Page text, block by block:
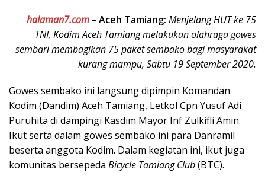
halaman7.com–Aceh Tamiang: Menjelang HUT ke 75
TNI, Kodim Aceh Tamiang melakukan olahraga gowes
sembari membagikan 75 paket sembako bagi masyarakat
kurang mampu, Sabtu 19 September 2020.
Gowes sembako ini langsung dipimpin Komandan
Kodim (Dandim) Aceh Tamiang, Letkol Cpn Yusuf Adi
Puruhita di dampingi Kasdim Mayor Inf Zulkifli Amin.
Ikut serta dalam gowes sembako ini para Danramil
beserta anggota Kodim. Dalam kegiatan ini, ikut juga
komunitas bersepeda Bicycle Tamiang Club(BTC).